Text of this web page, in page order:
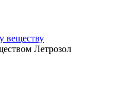
веществу
Летрозол